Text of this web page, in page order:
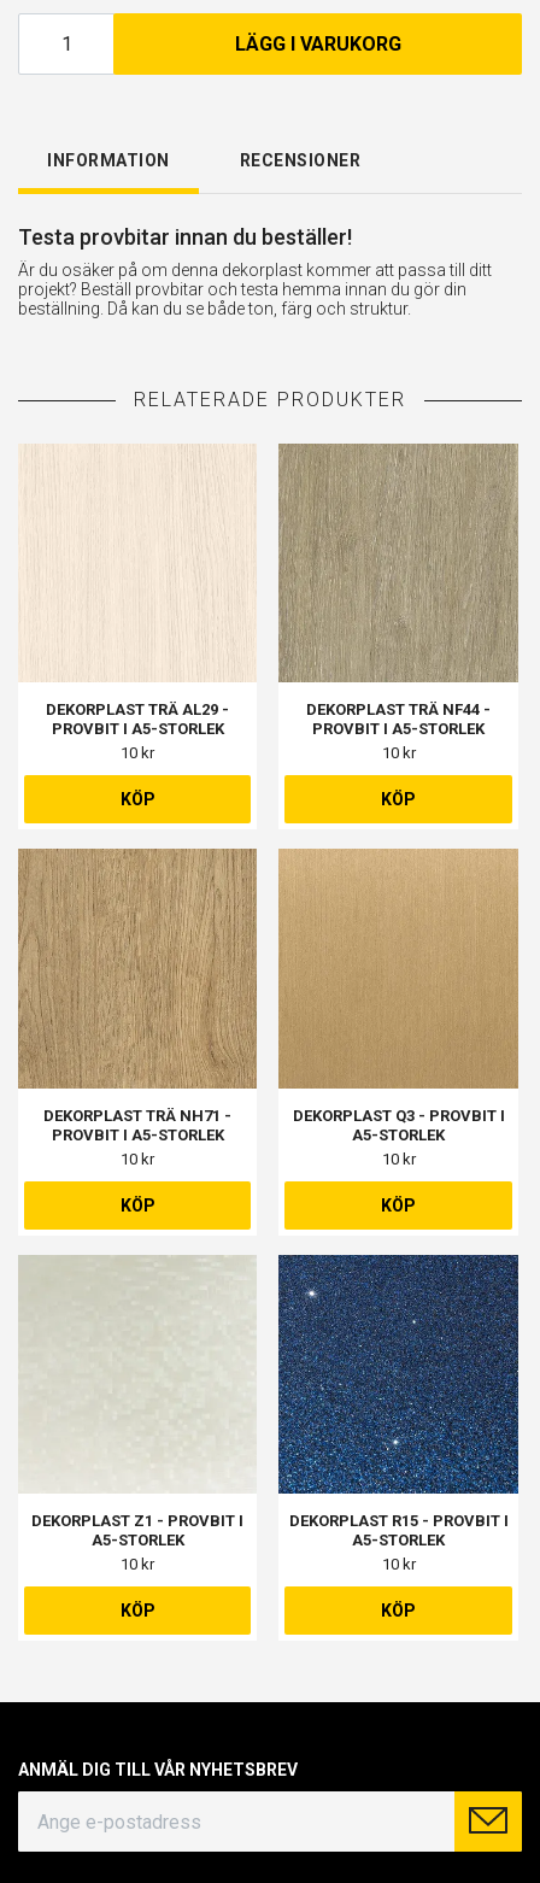
LÄGG I VARUKORG
INFORMATION RECENSIONER
Testa provbitar innan du beställer!
Är du osäker på om denna dekorplast kommer att passa till ditt
projekt? Beställ provbitar och testa hemma innan du gör din
beställning. Då kan du se både ton, färg och struktur.
DEKORPLAST TRÄ AL29 -
PROVBIT I A5-STORLEK
10 kr
KÖP
DEKORPLAST TRÄ NF44 -
PROVBIT I A5-STORLEK
10 kr
KÖP
DEKORPLAST TRÄ NH71 -
PROVBIT I A5-STORLEK
10 kr
KÖP
DEKORPLAST Q3 - PROVBIT I
A5-STORLEK
10 kr
KÖP
DEKORPLAST Z1 - PROVBIT I
A5-STORLEK
10 kr
KÖP
DEKORPLAST R15 - PROVBIT I
A5-STORLEK
10 kr
KÖP
ANMÄL DIG TILL VÅR NYHETSBREV